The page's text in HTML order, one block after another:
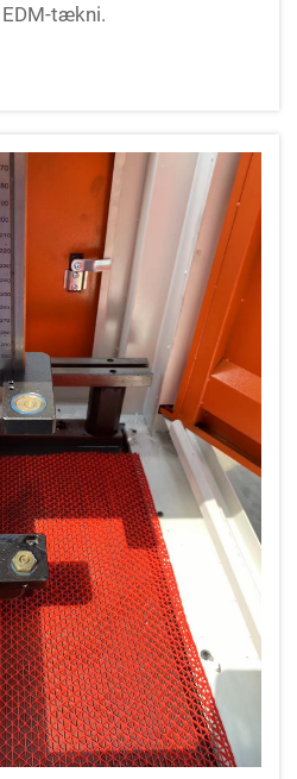
tækni.
þróast mikill með árunum
Discharge Machining)
nákvæm skeritækni. ...